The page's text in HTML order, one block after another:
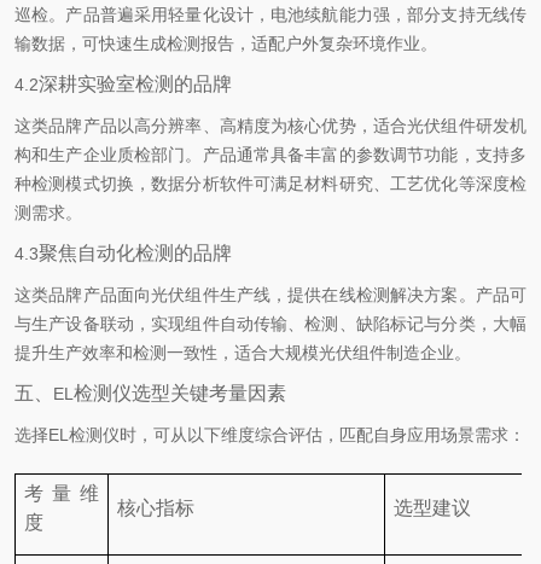
巡检。产品普遍采用轻量化设计，电池续航能力强，部分支持无线传
输数据，可快速生成检测报告，适配户外复杂环境作业。
4.2深耕实验室检测的品牌
这类品牌产品以高分辨率、高精度为核心优势，适合光伏组件研发机
构和生产企业质检部门。产品通常具备丰富的参数调节功能，支持多
种检测模式切换，数据分析软件可满足材料研究、工艺优化等深度检
测需求。
4.3聚焦自动化检测的品牌
这类品牌产品面向光伏组件生产线，提供在线检测解决方案。产品可
与生产设备联动，实现组件自动传输、检测、缺陷标记与分类，大幅
提升生产效率和检测一致性，适合大规模光伏组件制造企业。
五、 EL 检测仪选型关键考量因素
选择EL 检测仪时，可从以下维度综合评估，匹配自身应用场景需求：
考量维
度
核心指标 选型建议